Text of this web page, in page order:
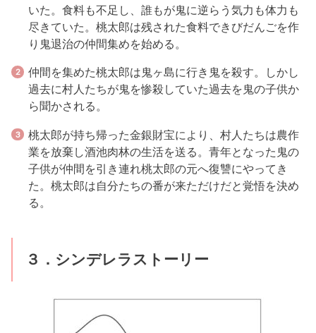
いた。食料も不足し、誰もが鬼に逆らう気力も体力も
尽きていた。桃太郎は残された食料できびだんごを作
り鬼退治の仲間集めを始める。
仲間を集めた桃太郎は鬼ヶ島に行き鬼を殺す。しかし
過去に村人たちが鬼を惨殺していた過去を鬼の子供か
ら聞かされる。
桃太郎が持ち帰った金銀財宝により、村人たちは農作
業を放棄し酒池肉林の生活を送る。青年となった鬼の
子供が仲間を引き連れ桃太郎の元へ復讐にやってき
た。桃太郎は自分たちの番が来ただけだと覚悟を決め
る。
３．シンデレラストーリー